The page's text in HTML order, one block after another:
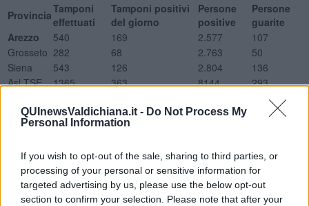
QUInewsValdichiana.it - Do Not Process My
Personal Information
If you wish to opt-out of the sale, sharing to third parties, or
processing of your personal or sensitive information for
targeted advertising by us, please use the below opt-out
section to confirm your selection. Please note that after your
ProvinciaTamponi
effettuati
Tamponi positivi
del giorno
Persone
positive
Persone
guarite
Arezzo
540 169 2.577
107
Grosseto 282 68 2.763
50
Siena
543 126 2.804
136
Asl TSE
1365 363 8144
293
Provincia0-1819-3435-4950-6465-79Over 80Non disponibile
Siena
18 19 26 29 17 14
3
ASL TSE 37 57 75 89 56 40
9
Ricoveri con sintomatologia Covid